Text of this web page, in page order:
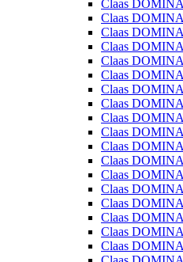
Claas
Claas
Claas
Claas
Claas
Claas
Claas
Claas
Claas
Claas
Claas
Claas
Claas
Claas
Claas
Claas
Claas
Claas